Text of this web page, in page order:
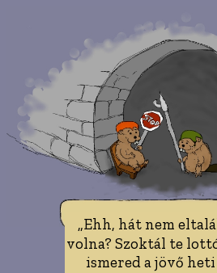
„Ehh, hát nem
volna? Szoktál te
ismered a jövő heti